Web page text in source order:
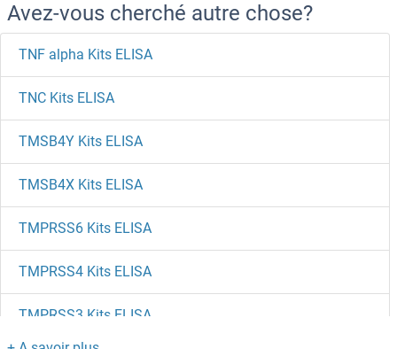
Avez-vous cherché autre chose?
TNF alpha Kits ELISA
TNC Kits ELISA
TMSB4Y Kits ELISA
TMSB4X Kits ELISA
TMPRSS6 Kits ELISA
TMPRSS4 Kits ELISA
TMPRSS3 Kits ELISA